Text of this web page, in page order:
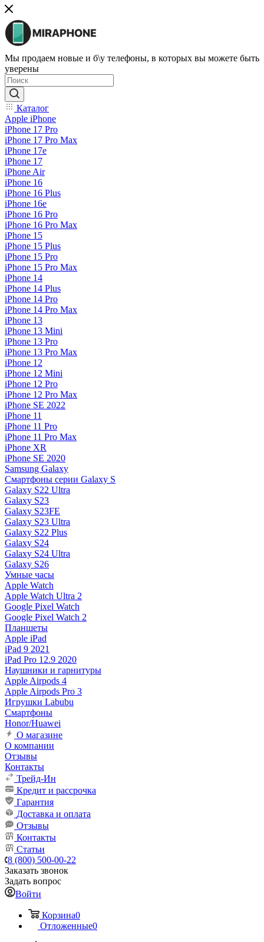
Мы продаем новые и б\у телефоны, в которых вы можете быть
уверены
Каталог
Apple iPhone
iPhone 17 Pro
iPhone 17 Pro Max
iPhone 17e
iPhone 17
iPhone Air
iPhone 16
iPhone 16 Plus
iPhone 16e
iPhone 16 Pro
iPhone 16 Pro Max
iPhone 15
iPhone 15 Plus
iPhone 15 Pro
iPhone 15 Pro Max
iPhone 14
iPhone 14 Plus
iPhone 14 Pro
iPhone 14 Pro Max
iPhone 13
iPhone 13 Mini
iPhone 13 Pro
iPhone 13 Pro Max
iPhone 12
iPhone 12 Mini
iPhone 12 Pro
iPhone 12 Pro Max
iPhone SE 2022
iPhone 11
iPhone 11 Pro
iPhone 11 Pro Max
iPhone XR
iPhone SE 2020
Samsung Galaxy
Смартфоны серии Galaxy S
Galaxy S22 Ultra
Galaxy S23
Galaxy S23FE
Galaxy S23 Ultra
Galaxy S22 Plus
Galaxy S24
Galaxy S24 Ultra
Galaxy S26
Умные часы
Apple Watch
Apple Watch Ultra 2
Google Pixel Watch
Google Pixel Watch 2
Планшеты
Apple iPad
iPad 9 2021
iPad Pro 12.9 2020
Наушники и гарнитуры
Apple Airpods 4
Apple Airpods Pro 3
Игрушки Labubu
Смартфоны
Honor/Huawei
О магазине
О компании
Отзывы
Контакты
Трейд-Ин
Кредит и рассрочка
Гарантия
Доставка и оплата
Отзывы
Контакты
Статьи
8 (800) 500-00-22
Заказать звонок
Задать вопрос
Войти
Корзина0
Отложенные0